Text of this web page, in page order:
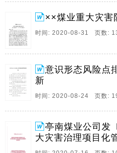
意识形态。
3、 亭南煤业公司发2020号
公司 关于推行重大灾害治理
目化管理的 实施意见 公司
面落实集团公司“实行重大灾
部署，全面提升矿井防灾抗
4、环保执法廉政风险点及
设和反腐败工作的深入展开
××煤业重大灾害
时间: 2020-08-31 页数:
意识形态风险点
新
时间: 2020-08-24 页数:
亭南煤业公司发
大灾害治理项目化